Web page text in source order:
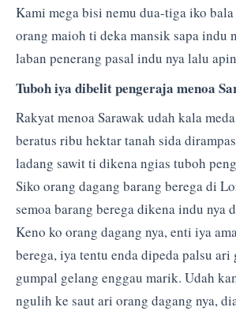
Kami mega bisi nemu dua-tiga iko
orang maioh ti deka mansik sapa indu
laban penerang pasal indu nya lalu
Tuboh iya dibelit pengeraja menoa
Rakyat menoa Sarawak udah kala
beratus ribu hektar tanah sida
ladang sawit ti dikena ngias tuboh
Siko orang dagang barang berega di
semoa barang berega dikena indu nya
Keno ko orang dagang nya, enti iya
berega, iya tentu enda dipeda palsu ari
gumpal gelang enggau marik. Udah
ngulih ke saut ari orang dagang nya,